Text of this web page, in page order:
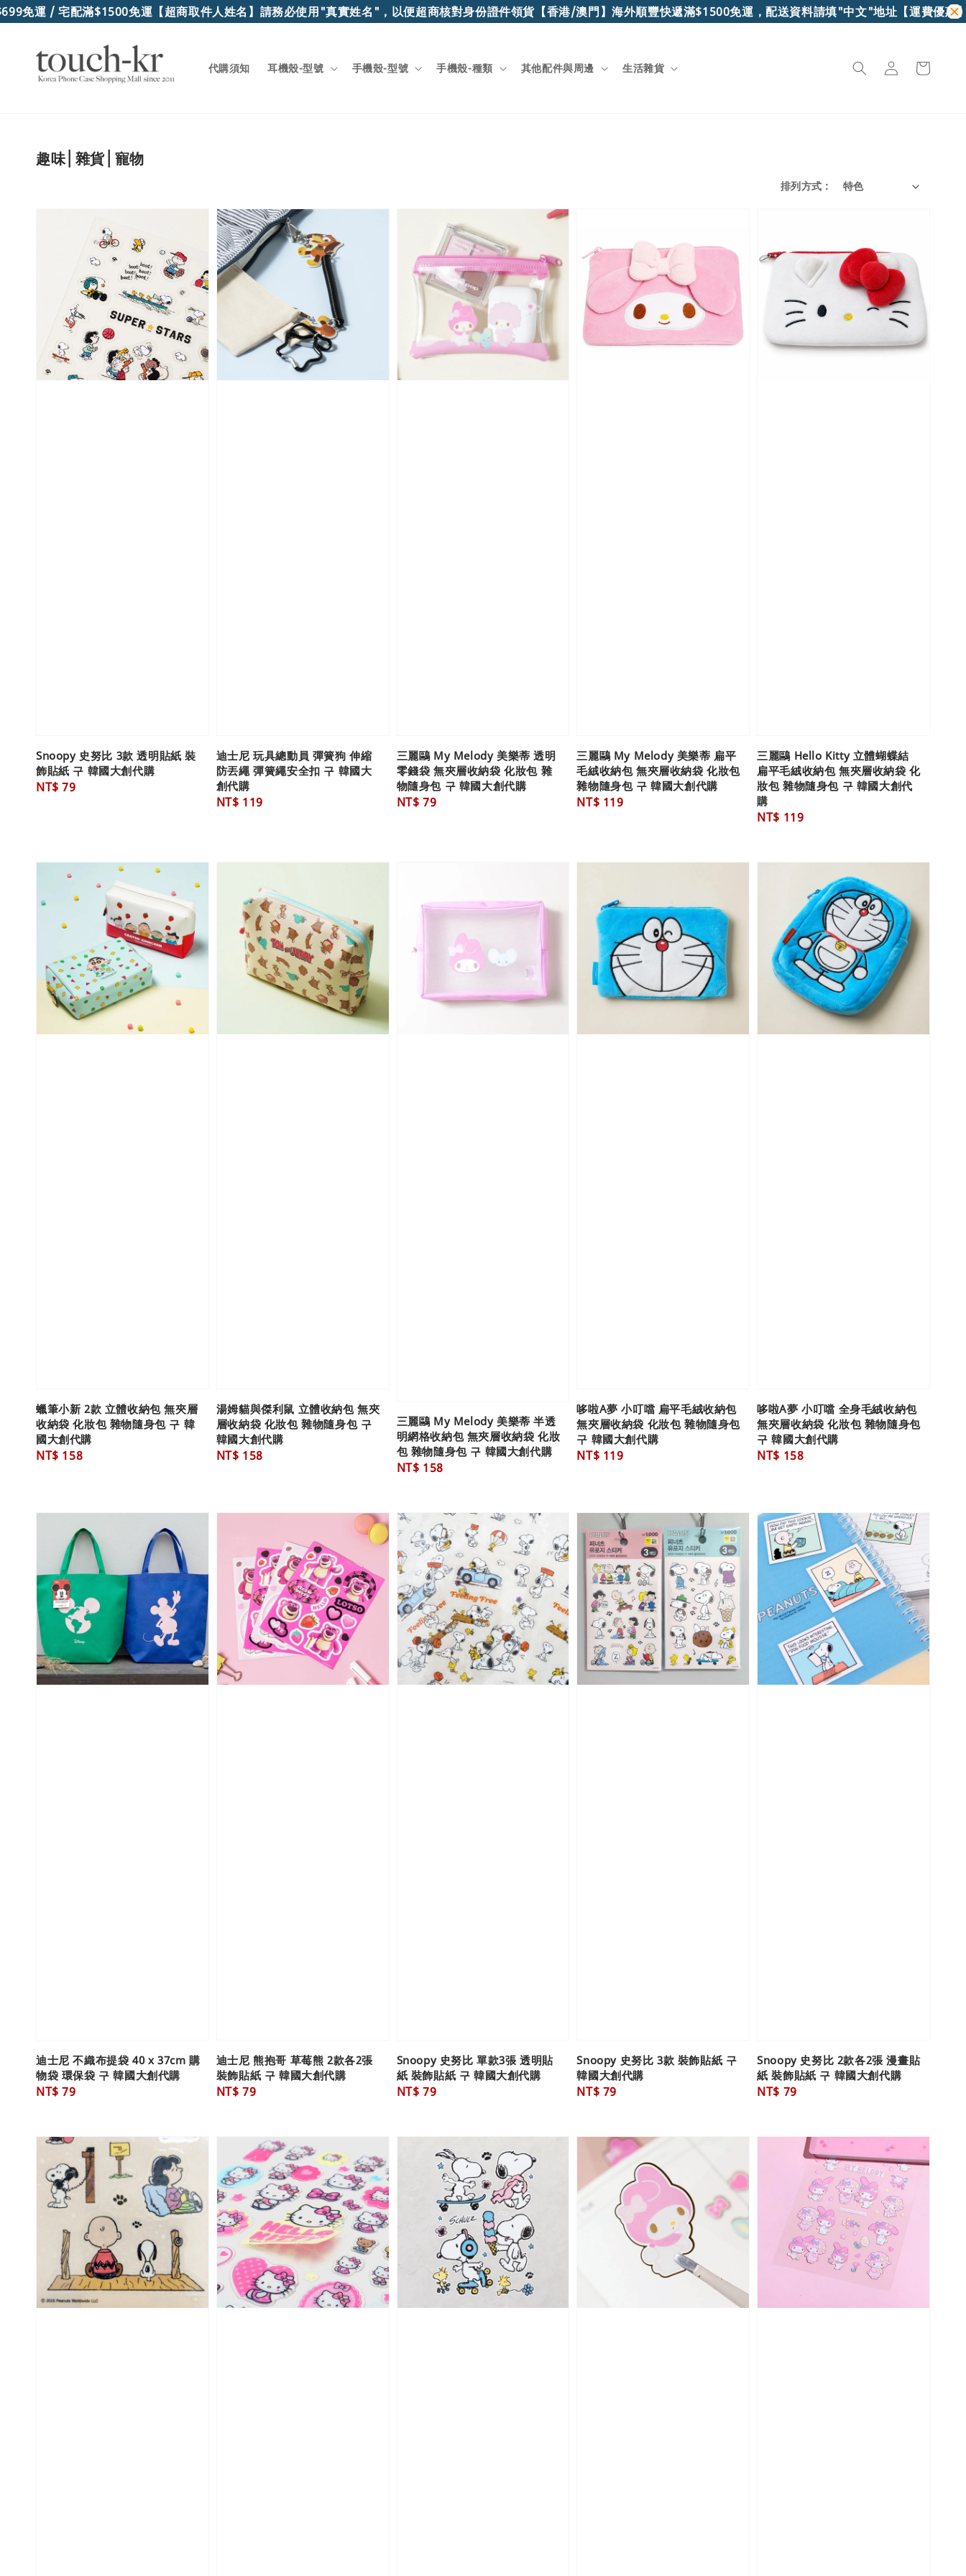
/ 宅配滿$1500免運【超商取件人姓名】請務必使用"真實姓名"，以便超商核對身份證件領貨【香港/澳門】海外順豐快遞滿$1500免運，配送資料請填"中文"地址【運費優惠】7-11
代購須知 耳機殼-型號 手機殼-型號 手機殼-種類 其他配件與周邊 生活雜貨
趣味│雜貨│寵物
排列方式 :
Snoopy 史努比 3款 透明貼紙 裝
飾貼紙 구 韓國大創代購
Regular
NT$ 79
迪士尼 玩具總動員 彈簧狗 伸縮
防丟繩 彈簧繩安全扣 구 韓國大
創代購
Regular
NT$ 119
三麗鷗 My Melody 美樂蒂 透明
零錢袋 無夾層收納袋 化妝包 雜
物隨身包 구 韓國大創代購
Regular
NT$ 79
三麗鷗 My Melody 美樂蒂 扁平
毛絨收納包 無夾層收納袋 化妝包
雜物隨身包 구 韓國大創代購
Regular
NT$ 119
三麗鷗 Hello Kitty 立體蝴蝶結
扁平毛絨收納包 無夾層收納袋 化
妝包 雜物隨身包 구 韓國大創代
購
Regular
NT$ 119
蠟筆小新 2款 立體收納包 無夾層
收納袋 化妝包 雜物隨身包 구 韓
國大創代購
Regular
NT$ 158
湯姆貓與傑利鼠 立體收納包 無夾
層收納袋 化妝包 雜物隨身包 구
韓國大創代購
Regular
NT$ 158
三麗鷗 My Melody 美樂蒂 半透
明網格收納包 無夾層收納袋 化妝
包 雜物隨身包 구 韓國大創代購
Regular
NT$ 158
哆啦A夢 小叮噹 扁平毛絨收納包
無夾層收納袋 化妝包 雜物隨身包
구 韓國大創代購
Regular
NT$ 119
哆啦A夢 小叮噹 全身毛絨收納包
無夾層收納袋 化妝包 雜物隨身包
구 韓國大創代購
Regular
NT$ 158
迪士尼 不織布提袋 40 x 37cm 購
物袋 環保袋 구 韓國大創代購
Regular
NT$ 79
迪士尼 熊抱哥 草莓熊 2款各2張
裝飾貼紙 구 韓國大創代購
Regular
NT$ 79
Snoopy 史努比 單款3張 透明貼
紙 裝飾貼紙 구 韓國大創代購
Regular
NT$ 79
Snoopy 史努比 3款 裝飾貼紙 구
韓國大創代購
Regular
NT$ 79
Snoopy 史努比 2款各2張 漫畫貼
紙 裝飾貼紙 구 韓國大創代購
Regular
NT$ 79